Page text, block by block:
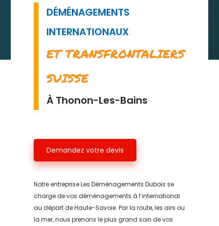
DÉMÉNAGEMENTS
INTERNATIONAUX
ET TRANSFRONTALIERS
SUISSE
À Thonon-Les-Bains
Demandez votre devis
Notre entreprise Les Déménagements Dubois se
charge de vos déménagements à l’international
au départ de Haute-Savoie. Par la route, les airs ou
la mer, nous prenons le plus grand soin de vos